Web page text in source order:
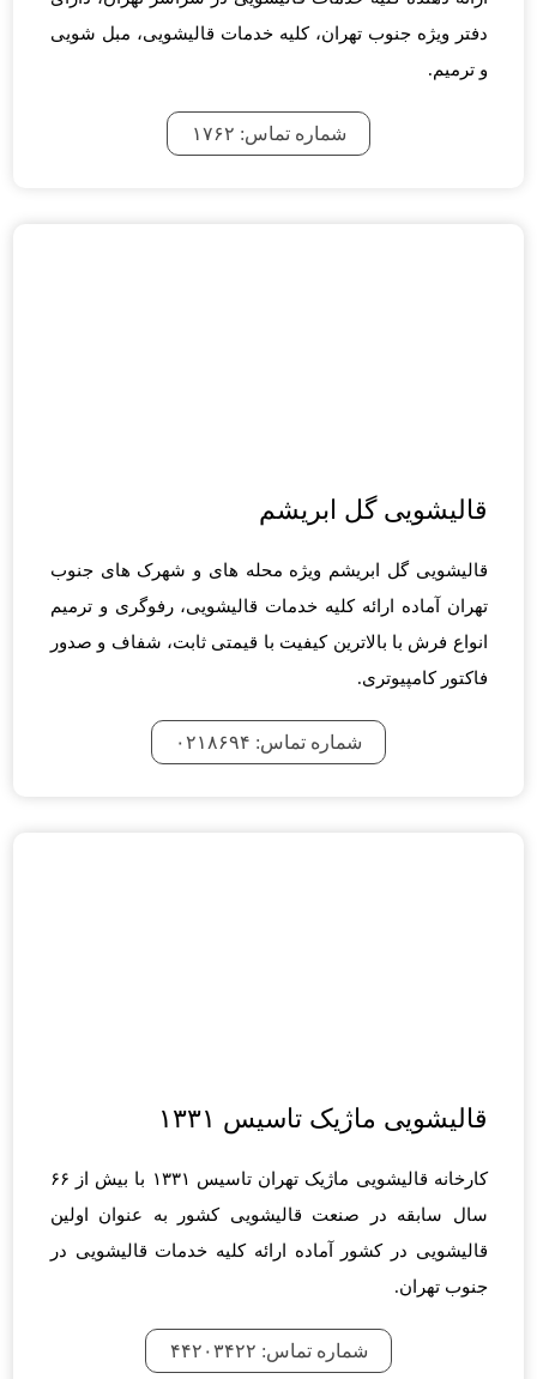
دفتر ویژه جنوب تهران، کلیه خدمات قالیشویی، مبل شویی
و ترمیم.
شماره تماس: ۱۷۶۲
قالیشویی گل ابریشم
قالیشویی گل ابریشم ویژه محله های و شهرک های جنوب
تهران آماده ارائه کلیه خدمات قالیشویی، رفوگری و ترمیم
انواع فرش با بالاترین کیفیت با قیمتی ثابت، شفاف و صدور
فاکتور کامپیوتری.
شماره تماس: ۰۲۱۸۶۹۴
قالیشویی ماژیک تاسیس ۱۳۳۱
کارخانه قالیشویی ماژیک تهران تاسیس ۱۳۳۱ با بیش از ۶۶
سال سابقه در صنعت قالیشویی کشور به عنوان اولین
قالیشویی در کشور آماده ارائه کلیه خدمات قالیشویی در
جنوب تهران.
شماره تماس: ۴۴۲۰۳۴۲۲